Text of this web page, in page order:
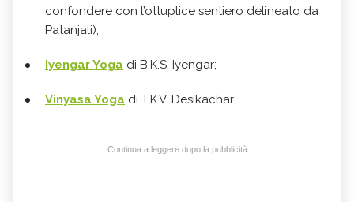
confondere con l’ottuplice sentiero delineato da
Patanjali);
Iyengar Yoga di B.K.S. Iyengar;
Vinyasa Yoga di T.K.V. Desikachar.
Continua a leggere dopo la pubblicità